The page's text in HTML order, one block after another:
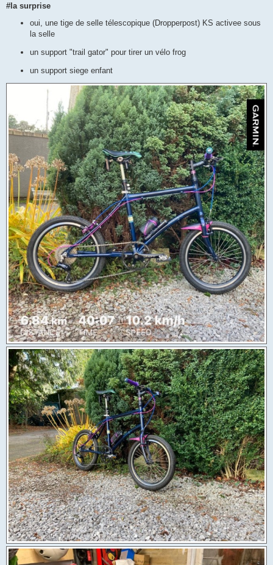
#la surprise
oui, une tige de selle télescopique (Dropperpost) KS activee sous
la selle
un support "trail gator" pour tirer un vélo frog
un support siege enfant